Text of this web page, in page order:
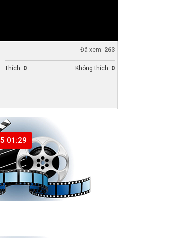
Đã xem: 263
Thích: 0 Không thích: 0
01:29